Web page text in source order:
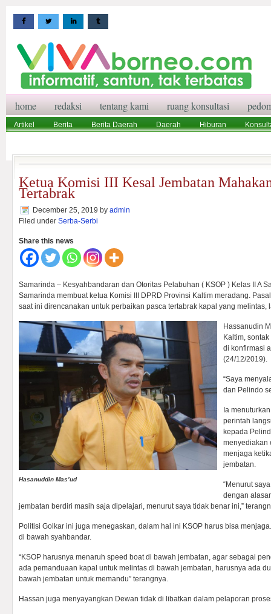
home redaksi tentang kami ruang konsultasi
Artikel Berita Berita Daerah Daerah Hiburan
Ketua Komisi III Kesal Jembatan
Tertabrak
December 25, 2019 by admin
Filed under Serba-Serbi
Share this news
Samarinda – Kesyahbandaran dan Otoritas Pelabuhan ( KSOP ) Kelas II A
Samarinda membuat ketua Komisi III DPRD Provinsi Kaltim meradang.
saat ini direncanakan untuk perbaikan pasca tertabrak kapal yang melintas,
Hasanuddin Mas’ud
Hassanudin
Kaltim,
di konfirmasi
(24/12/2019).
“Saya
dan Pelindo
Ia
perintah
kepada
menyediakan
menjaga
jembatan.
“Menurut
dengan
jembatan berdiri masih saja dipelajari, menurut saya tidak benar ini,”
Politisi Golkar ini juga menegaskan, dalam hal ini KSOP harus bisa
di bawah syahbandar.
“KSOP harusnya menaruh speed boat di bawah jembatan, agar sebagai
ada pemanduaan kapal untuk melintas di bawah jembatan, harusnya ada
bawah jembatan untuk memandu” terangnya.
Hassan juga menyayangkan Dewan tidak di libatkan dalam pelaporan